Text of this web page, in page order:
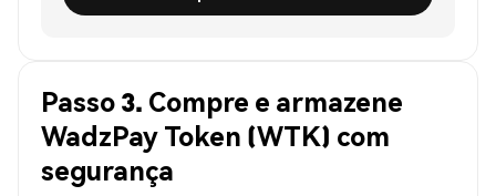
Passo 3. Compre e armazene
WadzPay Token (WTK) com
segurança